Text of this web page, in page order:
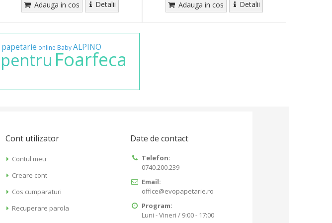
Adauga in cos Detalii Adauga in cos Detalii
papetarie online BabyALPINO
pentru Foarfeca
Cont utilizator
Contul meu
Creare cont
Cos cumparaturi
Recuperare parola
Date de contact
Telefon:
0740.200.239
Email:
office@evopapetarie.ro
Program:
Luni - Vineri / 9:00 - 17:00